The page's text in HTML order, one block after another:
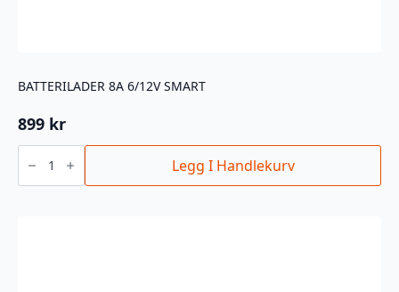
BATTERILADER 8A 6/12V SMART
899 kr
BATTERILADER
8A
SMART
Legg I Handlekurv